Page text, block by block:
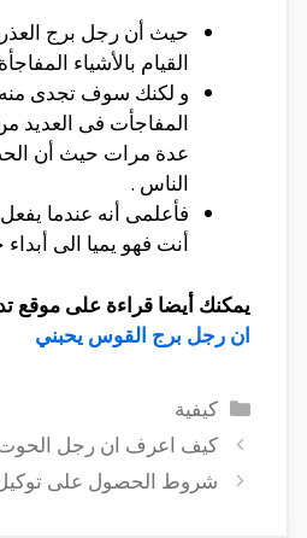
حيث أن رجل برج
القيام بالأشياء
و لكنك سوف تجدى منه
المفاجأت فى العديد
عدة مرات حيث أن
الناس .
فأعلمى أنه عندما
أنت فهو يميا الى
يمكنك أيضا قراءة على موقع
ان رجل برج القوس يحبني
التصنيفات
كيفية
كيف اعرف ان رجل
شروط الحصول على